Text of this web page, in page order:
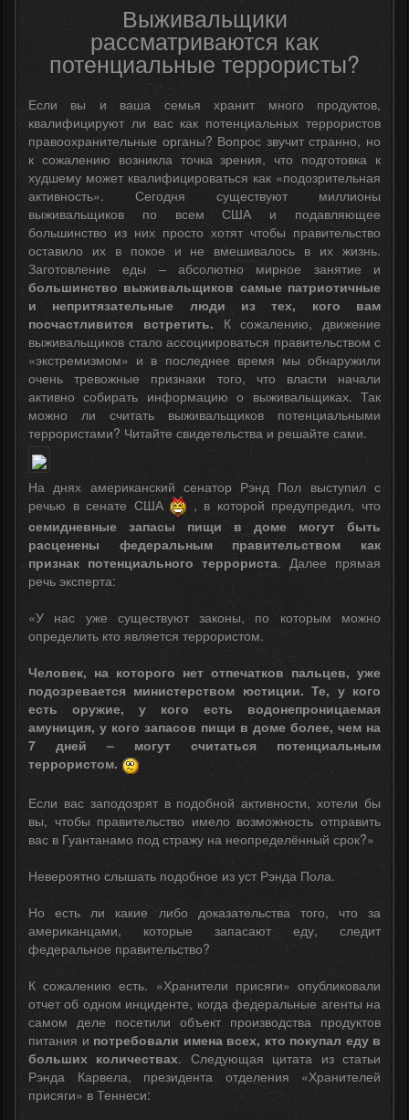
Выживальщики
рассматриваются как
потенциальные террористы?
Если вы и ваша семья хранит много продуктов,
квалифицируют ли вас как потенциальных террористов
правоохранительные органы? Вопрос звучит странно, но
к сожалению возникла точка зрения, что подготовка к
худшему может квалифицироваться как «подозрительная
активность». Сегодня существуют миллионы
выживальщиков по всем США и подавляющее
большинство из них просто хотят чтобы правительство
оставило их в покое и не вмешивалось в их жизнь.
Заготовление еды – абсолютно мирное занятие и
большинство выживальщиков самые патриотичные
и непритязательные люди из тех, кого вам
посчастливится встретить. К сожалению, движение
выживальщиков стало ассоциироваться правительством с
«экстремизмом» и в последнее время мы обнаружили
очень тревожные признаки того, что власти начали
активно собирать информацию о выживальщиках. Так
можно ли считать выживальщиков потенциальными
террористами? Читайте свидетельства и решайте сами.
На днях американский сенатор Рэнд Пол выступил с
речью в сенате США
, в которой предупредил, что
семидневные запасы пищи в доме могут быть
расценены федеральным правительством как
признак потенциального террориста. Далее прямая
речь эксперта:
«У нас уже существуют законы, по которым можно
определить кто является террористом.
Человек, на которого нет отпечатков пальцев, уже
подозревается министерством юстиции. Те, у кого
есть оружие, у кого есть водонепроницаемая
амуниция, у кого запасов пищи в доме более, чем на
7 дней – могут считаться потенциальным
террористом.
Если вас заподозрят в подобной активности, хотели бы
вы, чтобы правительство имело возможность отправить
вас в Гуантанамо под стражу на неопределённый срок?»
Невероятно слышать подобное из уст Рэнда Пола.
Но есть ли какие либо доказательства того, что за
американцами, которые запасают еду, следит
федеральное правительство?
К сожалению есть. «Хранители присяги» опубликовали
отчет об одном инциденте, когда федеральные агенты на
самом деле посетили объект производства продуктов
питания и потребовали имена всех, кто покупал еду в
больших количествах. Следующая цитата из статьи
Рэнда Карвела, президента отделения «Хранителей
присяги» в Теннеси: